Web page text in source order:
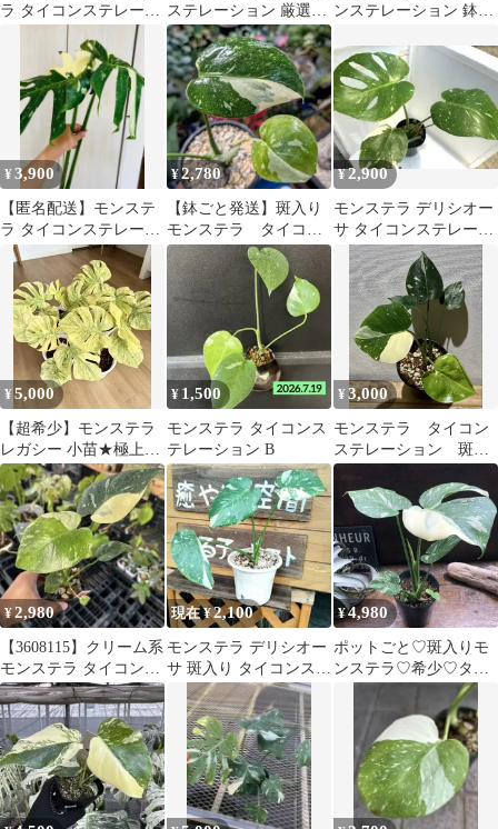
ラ タイコンステレーシ ステレーション 厳選斑
入り ２寸ポリポッ
ト ネコポス
ンステレーション 鉢植
¥3,900
【匿名配送】モンステ
ラ タイコンステレーシ
ョン（抜き苗・挿し
穂）
¥2,780
【鉢ごと発送】斑入り
モンステラ タイコン
ステレーション 速
達 第四種郵便
¥2,900
モンステラ デリシオー
サ タイコンステレーシ
ョン 斑入り 6
¥5,000
【超希少】モンステラ
レガシー 小苗★極上斑
入り・完全順化済！鉢
のまま発送1
¥ 1,500
モンステラ タイコンス
テレーション B
¥3,000
モンステラ タイコン
ステレーション 斑入
り
¥2,980
【3608115】クリーム系
モンステラ タイコンス
テレーション
現在 ¥2,100
モンステラ デリシオー
サ 斑入り タイコンステ
レーション 5号鉢 抜
き苗発送
¥4,980
ポットごと♡斑入りモ
ンステラ♡希少♡タイ
コンステレーション♡
立派な観葉植物♡